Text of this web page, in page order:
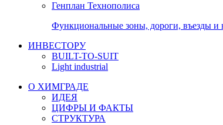
Генплан Технополиса
Функциональные зоны, дороги, въезды и
ИНВЕСТОРУ
BUILT-TO-SUIT
Light industrial
О ХИМГРАДЕ
ИДЕЯ
ЦИФРЫ И ФАКТЫ
СТРУКТУРА